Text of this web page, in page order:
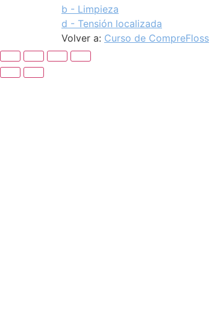
b - Limpieza
d - Tensión localizada
Volver a: Curso de CompreFloss